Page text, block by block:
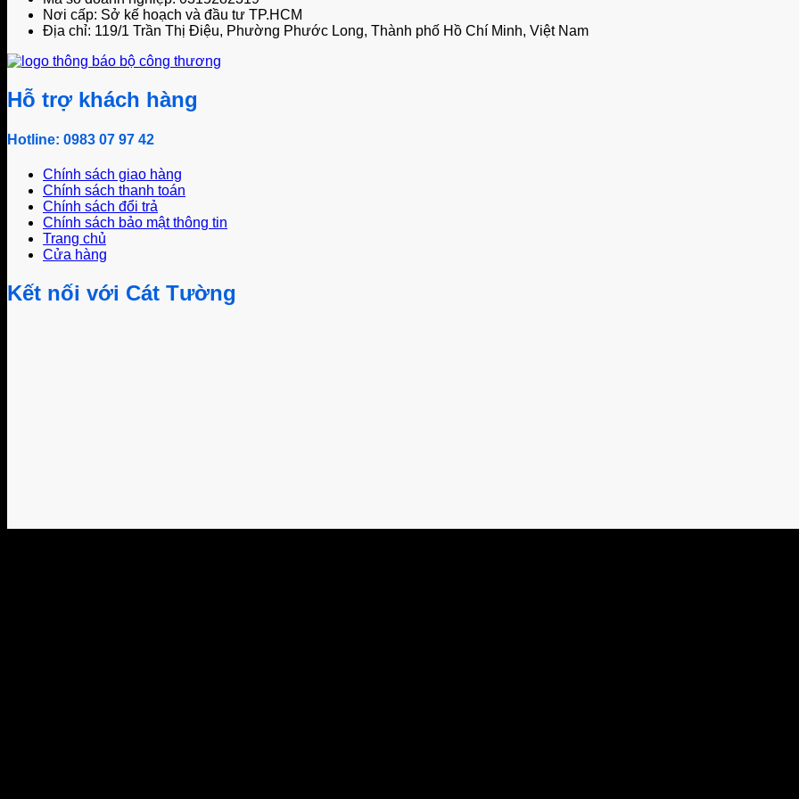
Nơi cấp: Sở kế hoạch và đầu tư TP.HCM
Địa chỉ: 119/1 Trần Thị Điệu, Phường Phước Long, Thành phố Hồ Chí Minh, Việt Nam
Hỗ trợ khách hàng
Hotline: 0983 07 97 42
Chính sách giao hàng
Chính sách thanh toán
Chính sách đổi trả
Chính sách bảo mật thông tin
Trang chủ
Cửa hàng
Kết nối với Cát Tường